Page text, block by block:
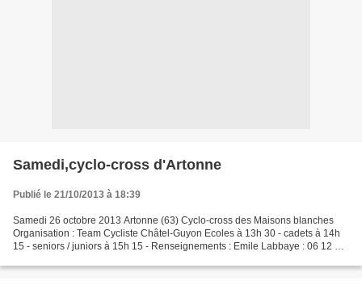
Samedi,cyclo-cross d'Artonne
Publié le 21/10/2013 à 18:39
Samedi 26 octobre 2013 Artonne (63) Cyclo-cross des Maisons blanches
Organisation : Team Cycliste Châtel-Guyon Ecoles à 13h 30 - cadets à 14h
15 - seniors / juniors à 15h 15 - Renseignements : Emile Labbaye : 06 12 68